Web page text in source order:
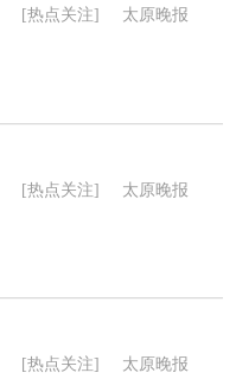
[热点关注] 太原晚报
[热点关注] 太原晚报
[热点关注] 太原晚报